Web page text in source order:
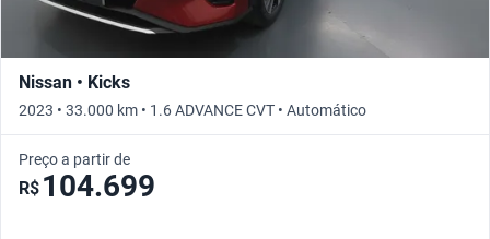
Nissan • Kicks
2023 • 33.000 km • 1.6 ADVANCE CVT • Automático
Preço a partir de
R$ 104.699